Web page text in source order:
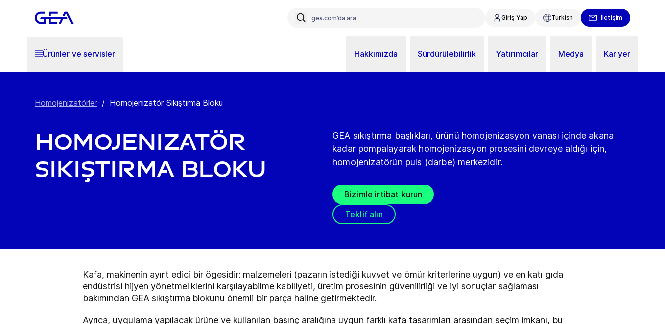
Giriş Yap Turkish İletişim
Ürünler ve servisler Hakkımızda Sürdürülebilirlik Yatırımcılar Medya Kariyer
Homojenizatörler / Homojenizatör Sıkıştırma Bloku
Homojenizatör
Sıkıştırma Bloku
GEA sıkıştırma başlıkları, ürünü homojenizasyon vanası içinde akana
kadar pompalayarak homojenizasyon prosesini devreye aldığı için,
homojenizatörün puls (darbe) merkezidir.
Bizimle irtibat kurun
Teklif alın
Kafa, makinenin ayırt edici bir ögesidir: malzemeleri (pazarın istediği kuvvet ve ömür kriterlerine uygun) ve en katı gıda
endüstrisi hijyen yönetmeliklerini karşılayabilme kabiliyeti, üretim prosesinin güvenilirliği ve iyi sonuçlar sağlaması
bakımından GEA sıkıştırma blokunu önemli bir parça haline getirmektedir.
Ayrıca, uygulama yapılacak ürüne ve kullanılan basınç aralığına uygun farklı kafa tasarımları arasından seçim imkanı, bu